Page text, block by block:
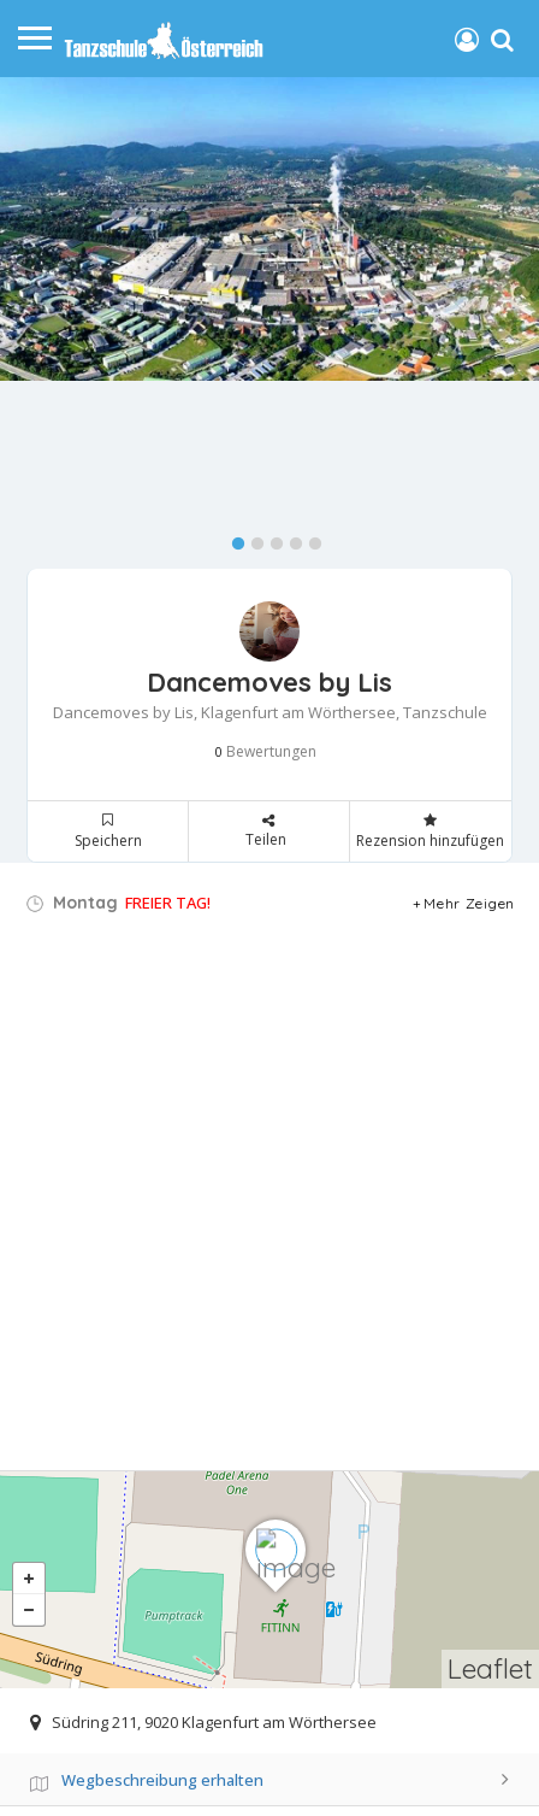
Dancemoves by Lis
Dancemoves by Lis, Klagenfurt am Wörthersee, Tanzschule
0 Bewertungen
Speichern Teilen Rezension hinzufügen
Montag FREIER TAG! Mehr Zeigen
Leaflet
Südring 211, 9020 Klagenfurt am Wörthersee
Wegbeschreibung erhalten